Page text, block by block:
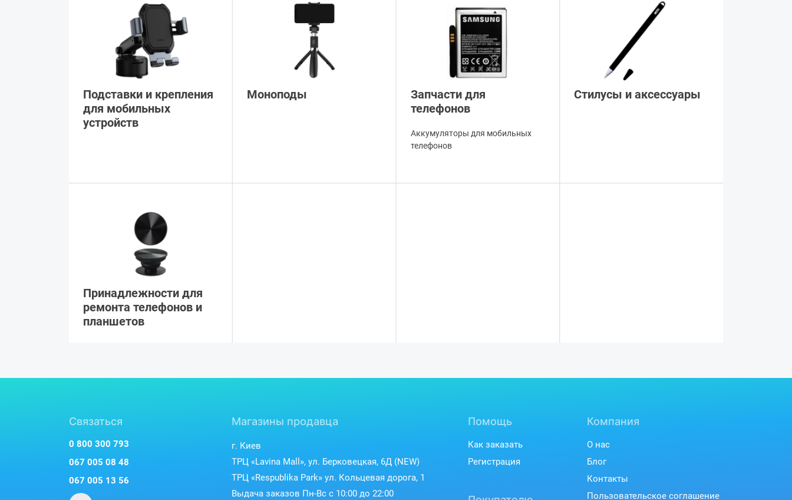
Подставки и крепления
для мобильных
устройств
Моноподы
Запчасти для
телефонов
Аккумуляторы для мобильных
телефонов
Стилусы и аксессуары
Принадлежности для
ремонта телефонов и
планшетов
Связаться
0 800 300 793
067 005 08 48
067 005 13 56
Магазины продавца
г. Киев
ТРЦ «Lavina Mall», ул. Берковецкая, 6Д (NEW)
ТРЦ «Respublika Park» ул. Кольцевая дорога, 1
Выдача заказов Пн-Вс с 10:00 до 22:00
Помощь
Как заказать
Регистрация
Компания
О нас
Блог
Контакты
Пользовательское соглашение